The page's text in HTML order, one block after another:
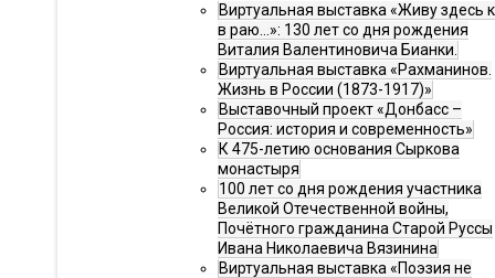
Виртуальная выставка «Живу здесь
в раю…»: 130 лет со дня рождения
Виталия Валентиновича Бианки.
Виртуальная выставка «Рахманинов.
Жизнь в России (1873-1917)»
Выставочный проект «Донбасс –
Россия: история и современность»
К 475-летию основания Сыркова
монастыря
100 лет со дня рождения участника
Великой Отечественной войны,
Почётного гражданина Старой Руссы
Ивана Николаевича Вязинина
Виртуальная выставка «Поэзия не